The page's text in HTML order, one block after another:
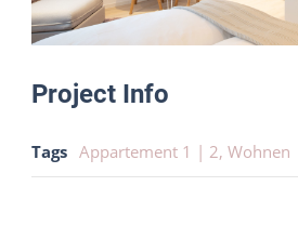
Project Info
Tags Appartement 1 | 2, Wohnen